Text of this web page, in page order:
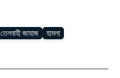
তেলবাহী জাহাজ হামলা